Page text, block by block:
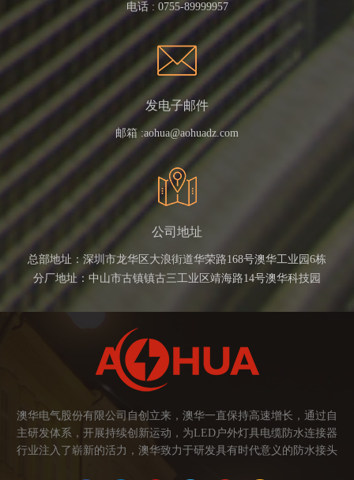
电话 : 0755-89999957
发电子邮件
邮箱 :aohua@aohuadz.com
公司地址
总部地址：深圳市龙华区大浪街道华荣路168号澳华工业园6栋
分厂地址：中山市古镇镇古三工业区靖海路14号澳华科技园
澳华电气股份有限公司自创立来，澳华一直保持高速增长，通过自
主研发体系，开展持续创新运动，为LED户外灯具电缆防水连接器
行业注入了崭新的活力，澳华致力于研发具有时代意义的防水接头